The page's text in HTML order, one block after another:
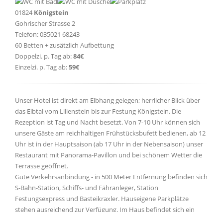
01824 Königstein
Gohrischer Strasse 2
Telefon: 035021 68243
60 Betten + zusätzlich Aufbettung
Doppelzi. p. Tag ab:84€
Einzelzi. p. Tag ab:59€
Unser Hotel ist direkt am Elbhang gelegen; herrlicher Blick über
das Elbtal vom Lilienstein bis zur Festung Königstein. Die
Rezeption ist Tag und Nacht besetzt. Von 7-10 Uhr können sich
unsere Gäste am reichhaltigen Frühstücksbufett bedienen, ab 12
Uhr ist in der Hauptsaison (ab 17 Uhr in der Nebensaison) unser
Restaurant mit Panorama-Pavillon und bei schönem Wetter die
Terrasse geöffnet.
Gute Verkehrsanbindung - in 500 Meter Entfernung befinden sich
S-Bahn-Station, Schiffs- und Fähranleger, Station
Festungsexpress und Basteikraxler. Hauseigene Parkplätze
stehen ausreichend zur Verfügung. Im Haus befindet sich ein